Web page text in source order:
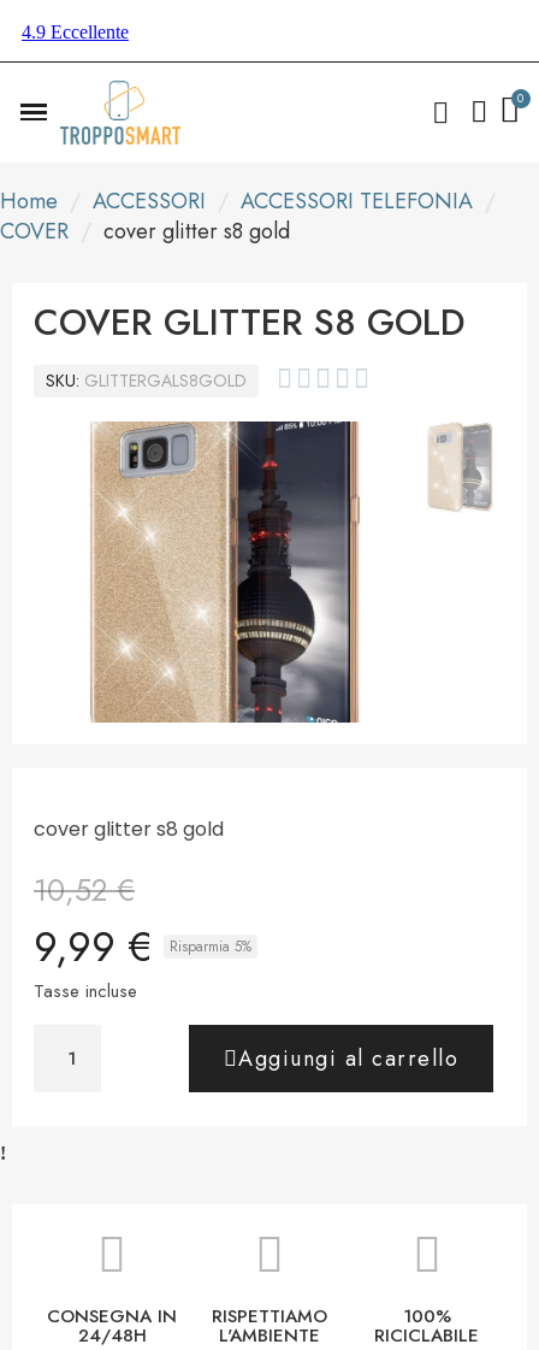
Home ACCESSORI
ACCESSORI TELEFONIA
COVER
cover glitter s8 gold
COVER GLITTER S8 GOLD
SKU GLITTERGALS8GOLD     
cover glitter s8 gold
10,52 €
9,99 € Risparmia 5%
Tasse incluse
Aggiungi al carrello
CONSEGNA IN
24/48H
RISPETTIAMO
L'AMBIENTE
100%
RICICLABILE